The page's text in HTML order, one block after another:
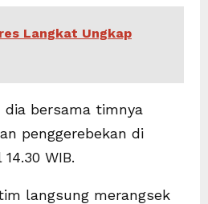
Langkat Ungkap
bersama timnya
penggerebekan di
WIB.
langsung merangsek